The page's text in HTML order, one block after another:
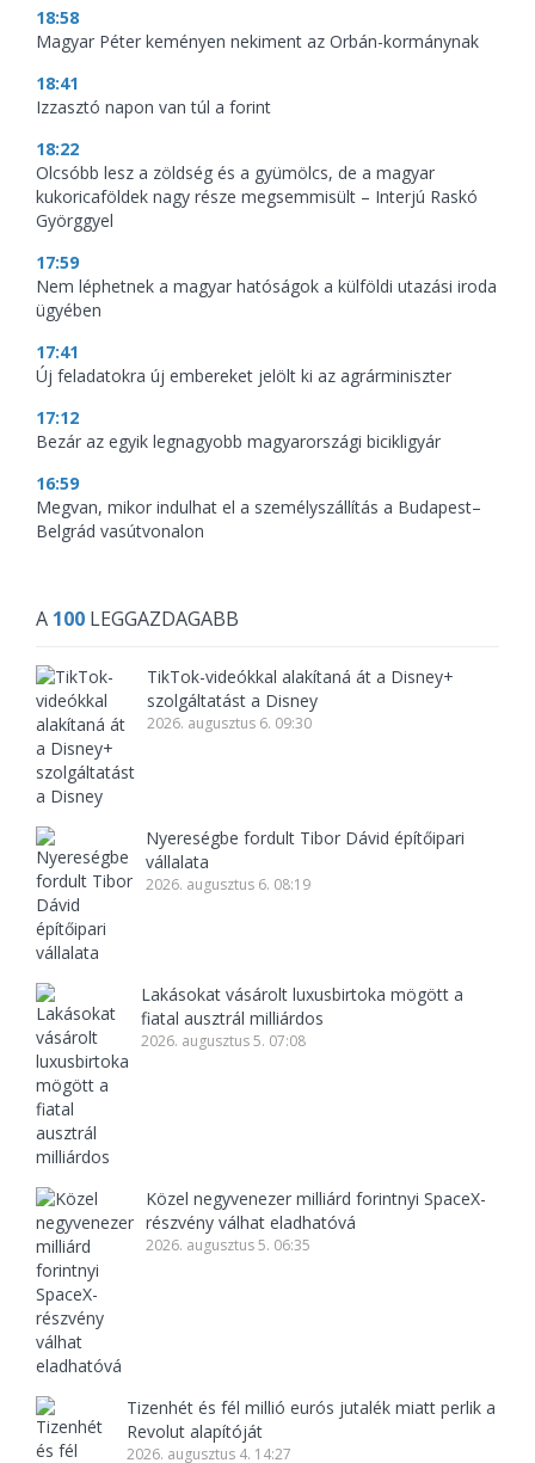
18:58
Magyar Péter keményen nekiment az Orbán-kormánynak
18:41
Izzasztó napon van túl a forint
18:22
Olcsóbb lesz a zöldség és a gyümölcs, de a magyar
kukoricaföldek nagy része megsemmisült – Interjú Raskó
Györggyel
17:59
Nem léphetnek a magyar hatóságok a külföldi utazási iroda
ügyében
17:41
Új feladatokra új embereket jelölt ki az agrárminiszter
17:12
Bezár az egyik legnagyobb magyarországi bicikligyár
16:59
Megvan, mikor indulhat el a személyszállítás a Budapest–
Belgrád vasútvonalon
A 100 LEGGAZDAGABB
TikTok-videókkal alakítaná át a Disney+
szolgáltatást a Disney
2026. augusztus 6. 09:30
Nyereségbe fordult Tibor Dávid építőipari
vállalata
2026. augusztus 6. 08:19
Lakásokat vásárolt luxusbirtoka mögött a
fiatal ausztrál milliárdos
2026. augusztus 5. 07:08
Közel negyvenezer milliárd forintnyi SpaceX-
részvény válhat eladhatóvá
2026. augusztus 5. 06:35
Tizenhét és fél millió eurós jutalék miatt perlik a
Revolut alapítóját
2026. augusztus 4. 14:27